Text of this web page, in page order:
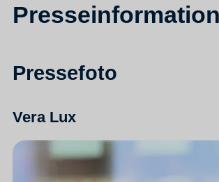
Pressefoto
Vera Lux